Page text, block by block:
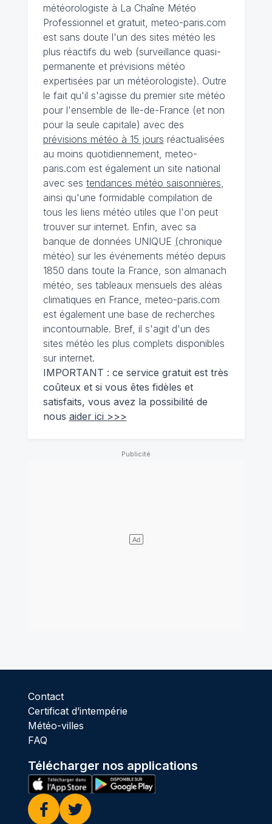
météorologiste à La Chaîne Météo
Professionnel et gratuit, meteo-paris.com
est sans doute l'un des sites météo les
plus réactifs du web (surveillance quasi-
permanente et prévisions météo
expertisées par un météorologiste). Outre
le fait qu'il s'agisse du premier site météo
pour l'ensemble de Ile-de-France (et non
pour la seule capitale) avec des
prévisions météo à 15 jours réactualisées
au moins quotidiennement, meteo-
paris.com est également un site national
avec ses tendances météo saisonnières
ainsi qu'une formidable compilation de
tous les liens météo utiles que l'on peut
trouver sur internet. Enfin, avec sa
banque de données UNIQUE (chronique
météo) sur les événements météo depuis
1850 dans toute la France, son almanach
météo, ses tableaux mensuels des aléas
climatiques en France, meteo-paris.com
est également une base de recherches
incontournable. Bref, il s'agit d'un des
sites météo les plus complets disponibles
sur internet.
IMPORTANT : ce service gratuit est très
coûteux et si vous êtes fidèles et
satisfaits, vous avez la possibilité de
nous aider ici >>>
Contact
Certificat d’intempérie
Météo-villes
FAQ
Télécharger nos applications